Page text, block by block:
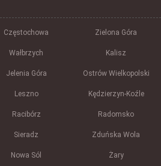
Częstochowa Zielona Góra
Wałbrzych Kalisz
Jelenia Góra Ostrów Wielkopolski
Leszno Kędzierzyn-Koźle
Racibórz Radomsko
Sieradz Zduńska Wola
Nowa Sól Żary